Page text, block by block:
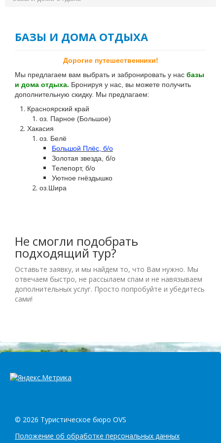
БАЗЫ И ДОМА ОТДЫХА
Дорогие путешественники!
Мы предлагаем вам выбрать и забронировать у нас базы
и дома отдыха. Бронируя у нас, вы можете получить
дополнительную скидку. Мы предлагаем:
Красноярский край
оз. Парное (Большое)
Хакасия
оз. Белё
Большой Плёс, б/о
Золотая звезда, б/о
Телепорт, б/о
Уютное гнёздышко
оз.Шира
Не смогли подобрать
подходящий тур?
Оставьте заявку, и мы найдем то, что Вам нужно. Мы
отвечаем быстро, не рассылаем спам и не навязываем
дополнительных услуг. Просто попробуйте и убедитесь
сами!
© 2026 Туристическое бюро OVS
Положение об обработке персональных данных